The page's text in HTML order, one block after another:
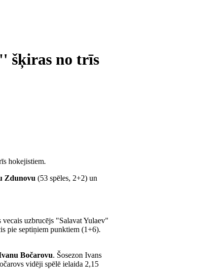
šķiras no trīs
hokejistiem.
Zdunovu (53 spēles, 2+2) un
vecais uzbrucējs "Salavat Yulaev"
pie septiņiem punktiem (1+6).
Bočarovu. Šosezon Ivans
vidēji spēlē ielaida 2,15